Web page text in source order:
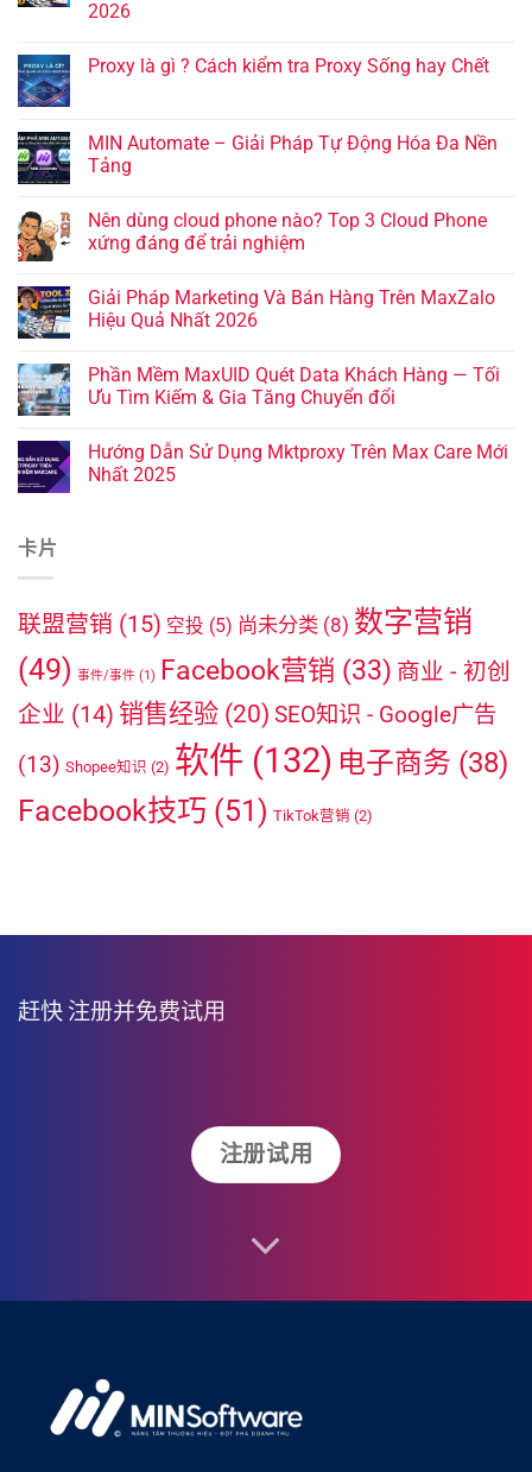
2026
Proxy là gì ? Cách kiểm tra Proxy Sống hay Chết
MIN Automate – Giải Pháp Tự Động Hóa Đa Nền
Tảng
Nên dùng cloud phone nào? Top 3 Cloud Phone
xứng đáng để trải nghiệm
Giải Pháp Marketing Và Bán Hàng Trên MaxZalo
Hiệu Quả Nhất 2026
Phần Mềm MaxUID Quét Data Khách Hàng — Tối
Ưu Tìm Kiếm & Gia Tăng Chuyển đổi
Hướng Dẫn Sử Dụng Mktproxy Trên Max Care Mới
Nhất 2025
卡片
联盟营销 (15) 空投 (5) 尚未分类 (8) 数字营销
(49) 事件/事件 (1) Facebook营销 (33) 商业 - 初创
企业 (14) 销售经验 (20) SEO知识 - Google广告
(13) Shopee知识 (2) 软件 (132) 电子商务 (38)
Facebook技巧 (51) TikTok营销 (2)
赶快 注册并免费试用
注册试用